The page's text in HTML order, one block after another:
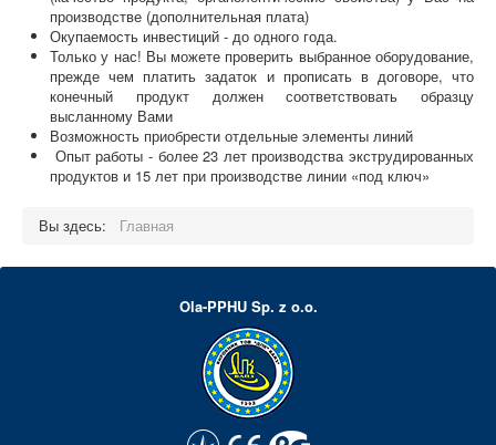
производстве (дополнительная плата)
Окупаемость инвестиций - до одного года.
Только у нас! Вы можете проверить выбранное оборудование,
прежде чем платить задаток и прописать в договоре, что
конечный продукт должен соответствовать образцу
высланному Вами
Возможность приобрести отдельные элементы линий
Опыт работы - более 23 лет производства экструдированных
продуктов и 15 лет при производстве линии «под ключ»
Вы здесь: Главная
Ola-PPHU Sp. z o.o.